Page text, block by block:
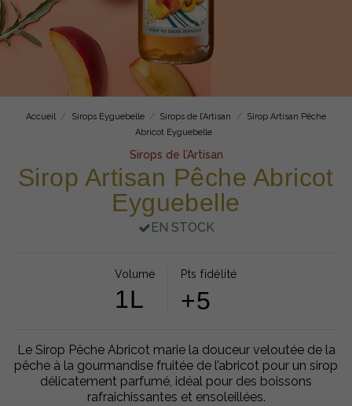
Accueil Sirops Eyguebelle Sirops de l’Artisan
Sirop Artisan Pêche
Abricot Eyguebelle
Sirops de l’Artisan
Sirop Artisan Pêche Abricot
Eyguebelle
EN STOCK
Volume
1L
Pts fidélité
+5
Le Sirop Pêche Abricot marie la douceur veloutée de la
pêche à la gourmandise fruitée de l’abricot pour un sirop
délicatement parfumé, idéal pour des boissons
rafraîchissantes et ensoleillées.